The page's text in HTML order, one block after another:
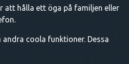
att hålla ett öga på familjen eller
andra coola funktioner. Dessa